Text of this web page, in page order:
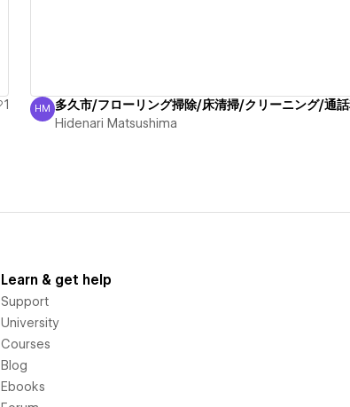
1
Hidenari Matsushima
HM
Hidenari Matsushima
Learn & get help
Support
University
Courses
Blog
Ebooks